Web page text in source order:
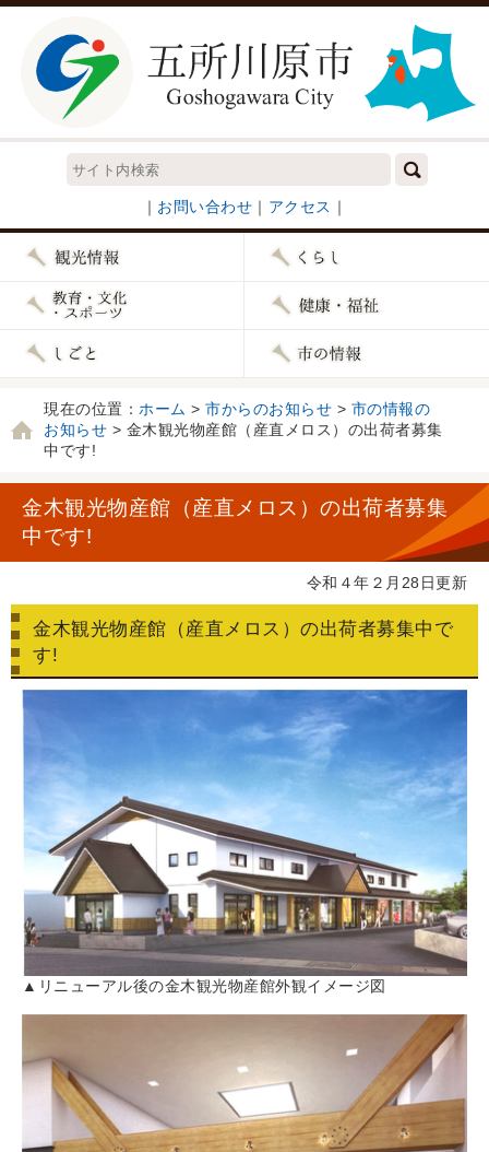
｜ お問い合わせ ｜ アクセス ｜
現在の位置： ホーム > 市からのお知らせ > 市の情報の
お知らせ > 金木観光物産館（産直メロス）の出荷者募集
中です!
金木観光物産館（産直メロス）の出荷者募集
中です!
令和４年２月28日更新
金木観光物産館（産直メロス）の出荷者募集中で
す!
▲リニューアル後の金木観光物産館外観イメージ図